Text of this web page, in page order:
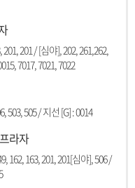
201, 201 / [심야], 202, 261,262,
7017, 7021, 7022
503, 505 / 지선 [G] : 0014
라자
162, 163, 201, 201[심야], 506 /